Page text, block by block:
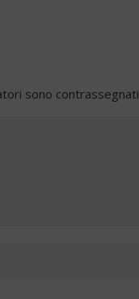
sono contrassegnati